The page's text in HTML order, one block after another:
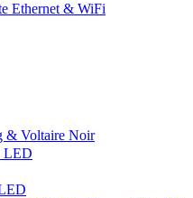
Ethernet & WiFi
& Voltaire Noir
LED